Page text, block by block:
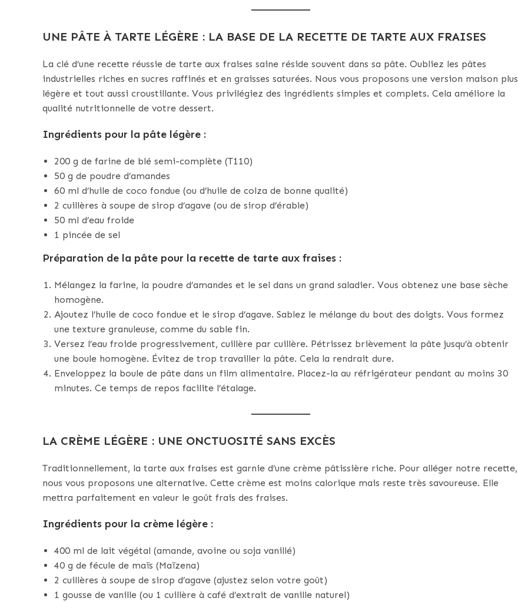
UNE PÂTE À TARTE LÉGÈRE : LA BASE DE LA RECETTE DE TARTE AUX FRAISES
La clé d’une recette réussie de tarte aux fraises saine réside souvent dans sa pâte. Oubliez les pâtes
industrielles riches en sucres raffinés et en graisses saturées. Nous vous proposons une version maison plus
légère et tout aussi croustillante. Vous privilégiez des ingrédients simples et complets. Cela améliore la
qualité nutritionnelle de votre dessert.
Ingrédients pour la pâte légère :
200 g de farine de blé semi-complète (T110)
50 g de poudre d’amandes
60 ml d’huile de coco fondue (ou d’huile de colza de bonne qualité)
2 cuillères à soupe de sirop d’agave (ou de sirop d’érable)
50 ml d’eau froide
1 pincée de sel
Préparation de la pâte pour la recette de tarte aux fraises :
Mélangez la farine, la poudre d’amandes et le sel dans un grand saladier. Vous obtenez une base sèche
homogène.
Ajoutez l’huile de coco fondue et le sirop d’agave. Sablez le mélange du bout des doigts. Vous formez
une texture granuleuse, comme du sable fin.
Versez l’eau froide progressivement, cuillère par cuillère. Pétrissez brièvement la pâte jusqu’à obtenir
une boule homogène. Évitez de trop travailler la pâte. Cela la rendrait dure.
Enveloppez la boule de pâte dans un film alimentaire. Placez-la au réfrigérateur pendant au moins 30
minutes. Ce temps de repos facilite l’étalage.
LA CRÈME LÉGÈRE : UNE ONCTUOSITÉ SANS EXCÈS
Traditionnellement, la tarte aux fraises est garnie d’une crème pâtissière riche. Pour alléger notre recette,
nous vous proposons une alternative. Cette crème est moins calorique mais reste très savoureuse. Elle
mettra parfaitement en valeur le goût frais des fraises.
Ingrédients pour la crème légère :
400 ml de lait végétal (amande, avoine ou soja vanillé)
40 g de fécule de maïs (Maïzena)
2 cuillères à soupe de sirop d’agave (ajustez selon votre goût)
1 gousse de vanille (ou 1 cuillère à café d’extrait de vanille naturel)